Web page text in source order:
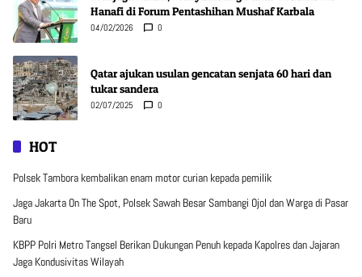
Hanafi di Forum Pentashihan Mushaf Karbala
04/02/2026 0
Qatar ajukan usulan gencatan senjata 60 hari dan
tukar sandera
02/07/2025 0
HOT
Polsek Tambora kembalikan enam motor curian kepada pemilik
Jaga Jakarta On The Spot, Polsek Sawah Besar Sambangi Ojol dan Warga di Pasar
Baru
KBPP Polri Metro Tangsel Berikan Dukungan Penuh kepada Kapolres dan Jajaran
Jaga Kondusivitas Wilayah